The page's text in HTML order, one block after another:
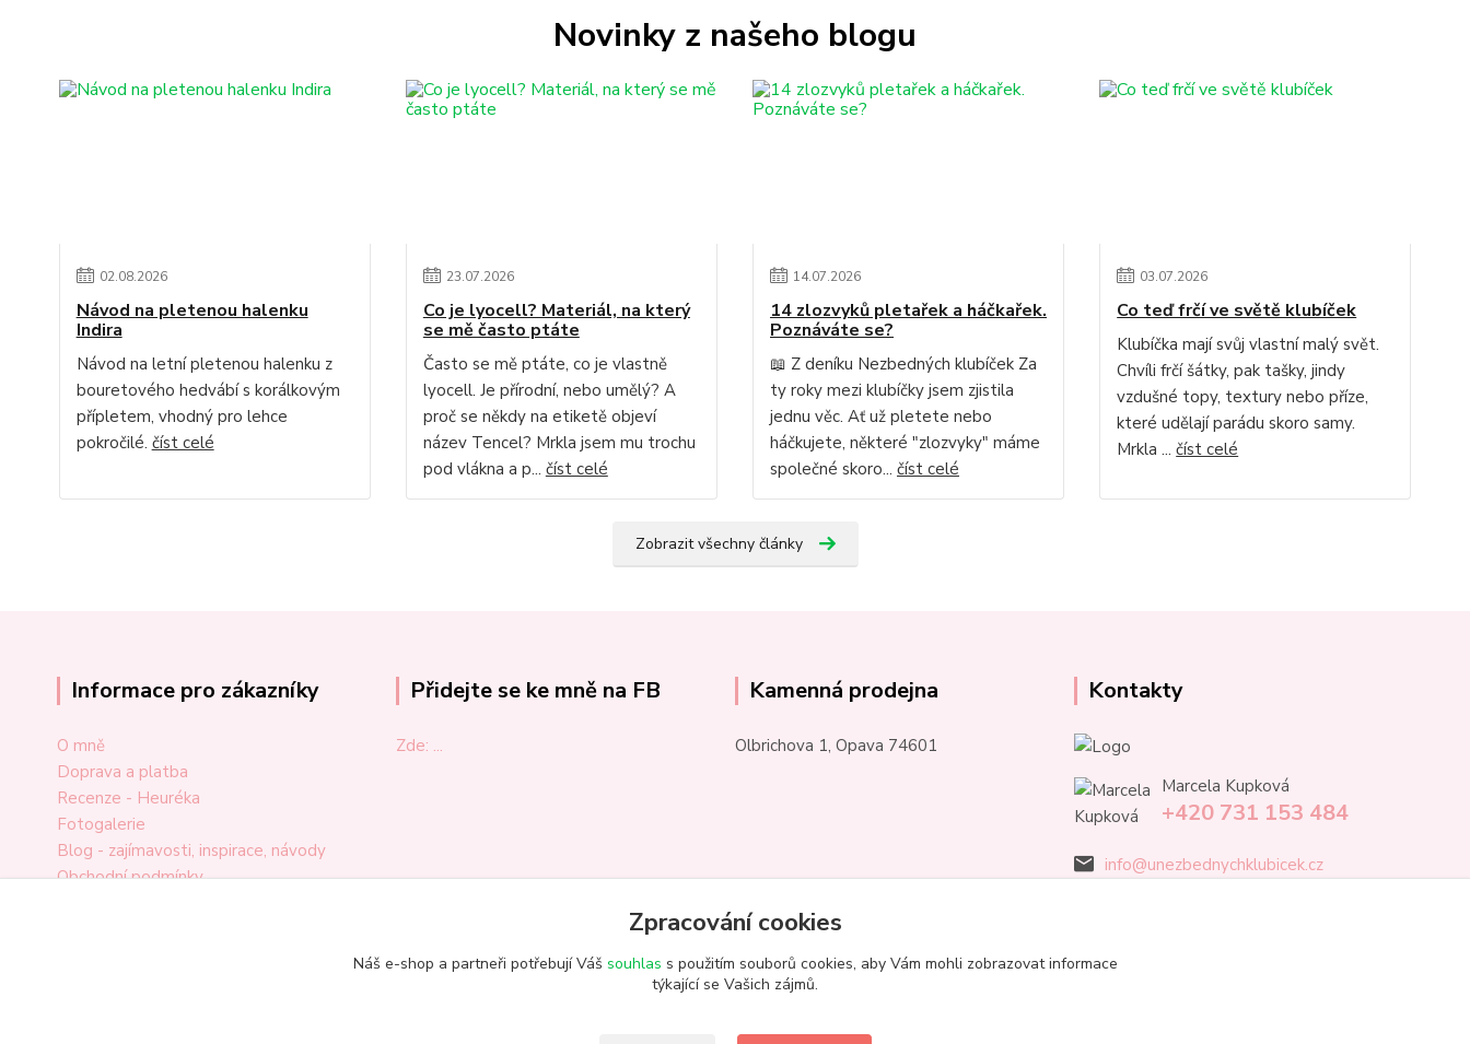
Novinky z našeho blogu
02.08.2026
Návod na pletenou halenku
Indira
Návod na letní pletenou halenku z
bouretového hedvábí s korálkovým
přípletem, vhodný pro lehce
pokročilé. číst celé
23.07.2026
Co je lyocell? Materiál, na který
se mě často ptáte
Často se mě ptáte, co je vlastně
lyocell. Je přírodní, nebo umělý? A
proč se někdy na etiketě objeví
název Tencel? Mrkla jsem mu trochu
pod vlákna a p... číst celé
14.07.2026
14 zlozvyků pletařek a háčkařek.
Poznáváte se?
📖 Z deníku Nezbedných klubíček Za
ty roky mezi klubíčky jsem zjistila
jednu věc. Ať už pletete nebo
háčkujete, některé "zlozvyky" máme
společné skoro... číst celé
03.07.2026
Co teď frčí ve světě klubíček
Klubíčka mají svůj vlastní malý svět.
Chvíli frčí šátky, pak tašky, jindy
vzdušné topy, textury nebo příze,
které udělají parádu skoro samy.
Mrkla ...číst celé
Zobrazit všechny články
Informace pro zákazníky
O mně
Doprava a platba
Recenze - Heuréka
Fotogalerie
Blog - zajímavosti, inspirace, návody
Obchodní podmínky
Přidejte se ke mně na FB
Zde: ...
Kamenná prodejna
Olbrichova 1, Opava 74601
Kontakty
Marcela Kupková
+420 731 153 484
info@unezbednychklubicek.cz
Zpracování cookies
Náš e-shop a partneři potřebují Váš souhlas s použitím souborů cookies, aby Vám mohli zobrazovat informace
týkající se Vašich zájmů.